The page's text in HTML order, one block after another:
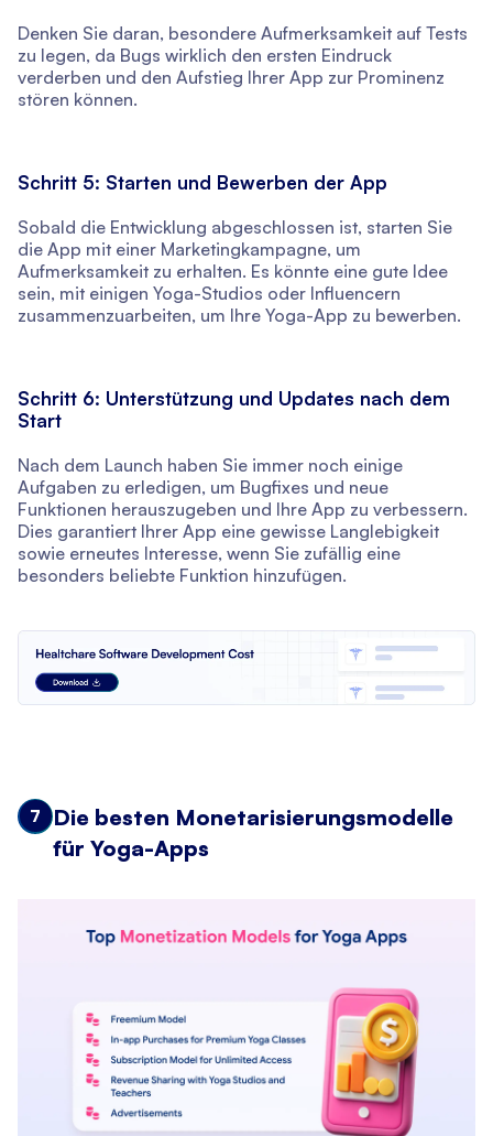
Denken Sie daran, besondere Aufmerksamkeit auf Tests
zu legen, da Bugs wirklich den ersten Eindruck
verderben und den Aufstieg Ihrer App zur Prominenz
stören können.
Schritt 5: Starten und Bewerben der App
Sobald die Entwicklung abgeschlossen ist, starten Sie
die App mit einer Marketingkampagne, um
Aufmerksamkeit zu erhalten. Es könnte eine gute Idee
sein, mit einigen Yoga-Studios oder Influencern
zusammenzuarbeiten, um Ihre Yoga-App zu bewerben.
Schritt 6: Unterstützung und Updates nach dem
Start
Nach dem Launch haben Sie immer noch einige
Aufgaben zu erledigen, um Bugfixes und neue
Funktionen herauszugeben und Ihre App zu verbessern.
Dies garantiert Ihrer App eine gewisse Langlebigkeit
sowie erneutes Interesse, wenn Sie zufällig eine
besonders beliebte Funktion hinzufügen.
7
Die besten Monetarisierungsmodelle
für Yoga-Apps